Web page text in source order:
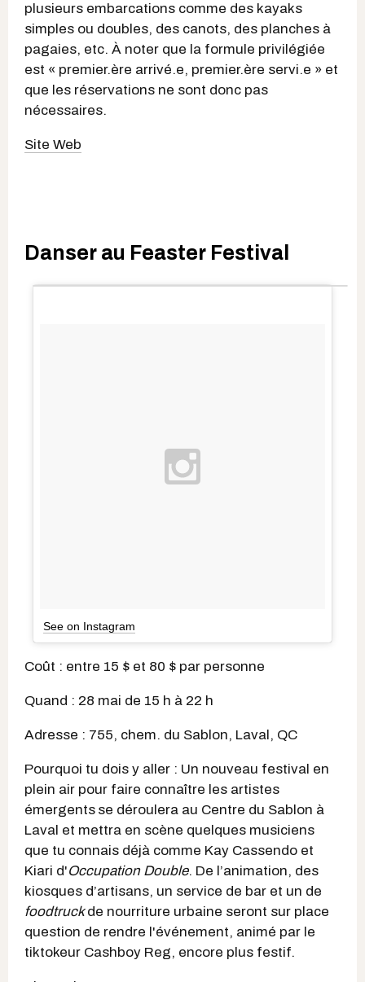
plusieurs embarcations comme des kayaks
simples ou doubles, des canots, des planches à
pagaies, etc. À noter que la formule privilégiée
est « premier.ère arrivé.e, premier.ère servi.e » et
que les réservations ne sont donc pas
nécessaires.
Site Web
Danser au Feaster Festival
See on Instagram
Coût : entre 15 $ et 80 $ par personne
Quand : 28 mai de 15 h à 22 h
Adresse : 755, chem. du Sablon, Laval, QC
Pourquoi tu dois y aller : Un nouveau festival en
plein air pour faire connaître les artistes
émergents se déroulera au Centre du Sablon à
Laval et mettra en scène quelques musiciens
que tu connais déjà comme Kay Cassendo et
Kiari d'Occupation Double. De l’animation, des
kiosques d’artisans, un service de bar et un de
foodtruckde nourriture urbaine seront sur place
question de rendre l'événement, animé par le
tiktokeur Cashboy Reg, encore plus festif.